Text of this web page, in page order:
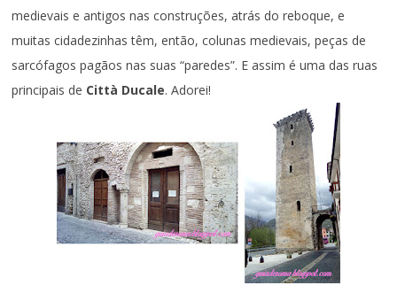
medievais e antigos nas construções, atrás do reboque, e
muitas cidadezinhas têm, então, colunas medievais, peças de
sarcófagos pagãos nas suas “paredes”. E assim é uma das ruas
principais de Città Ducale. Adorei!